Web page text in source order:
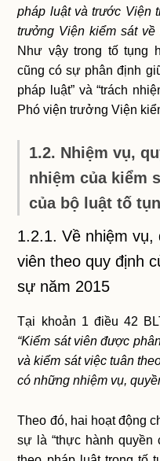
pháp luật và trước Viện
trưởng Viện kiểm sát về
Như vậy trong tố tụng
cũng có sự phân định
pháp luật” và “trách
Phó viện trưởng Viện
1.2. Nhiệm vụ,
nhiệm của kiểm
của bộ luật tố
1.2.1. Về nhiệm vụ,
viên theo quy định
sự năm 2015
Tại khoản 1 điều 42
“Kiểm sát viên được
và kiểm sát việc tuân
có những nhiệm vụ,
Theo đó, hai hoạt động
sự là “thực hành quyền